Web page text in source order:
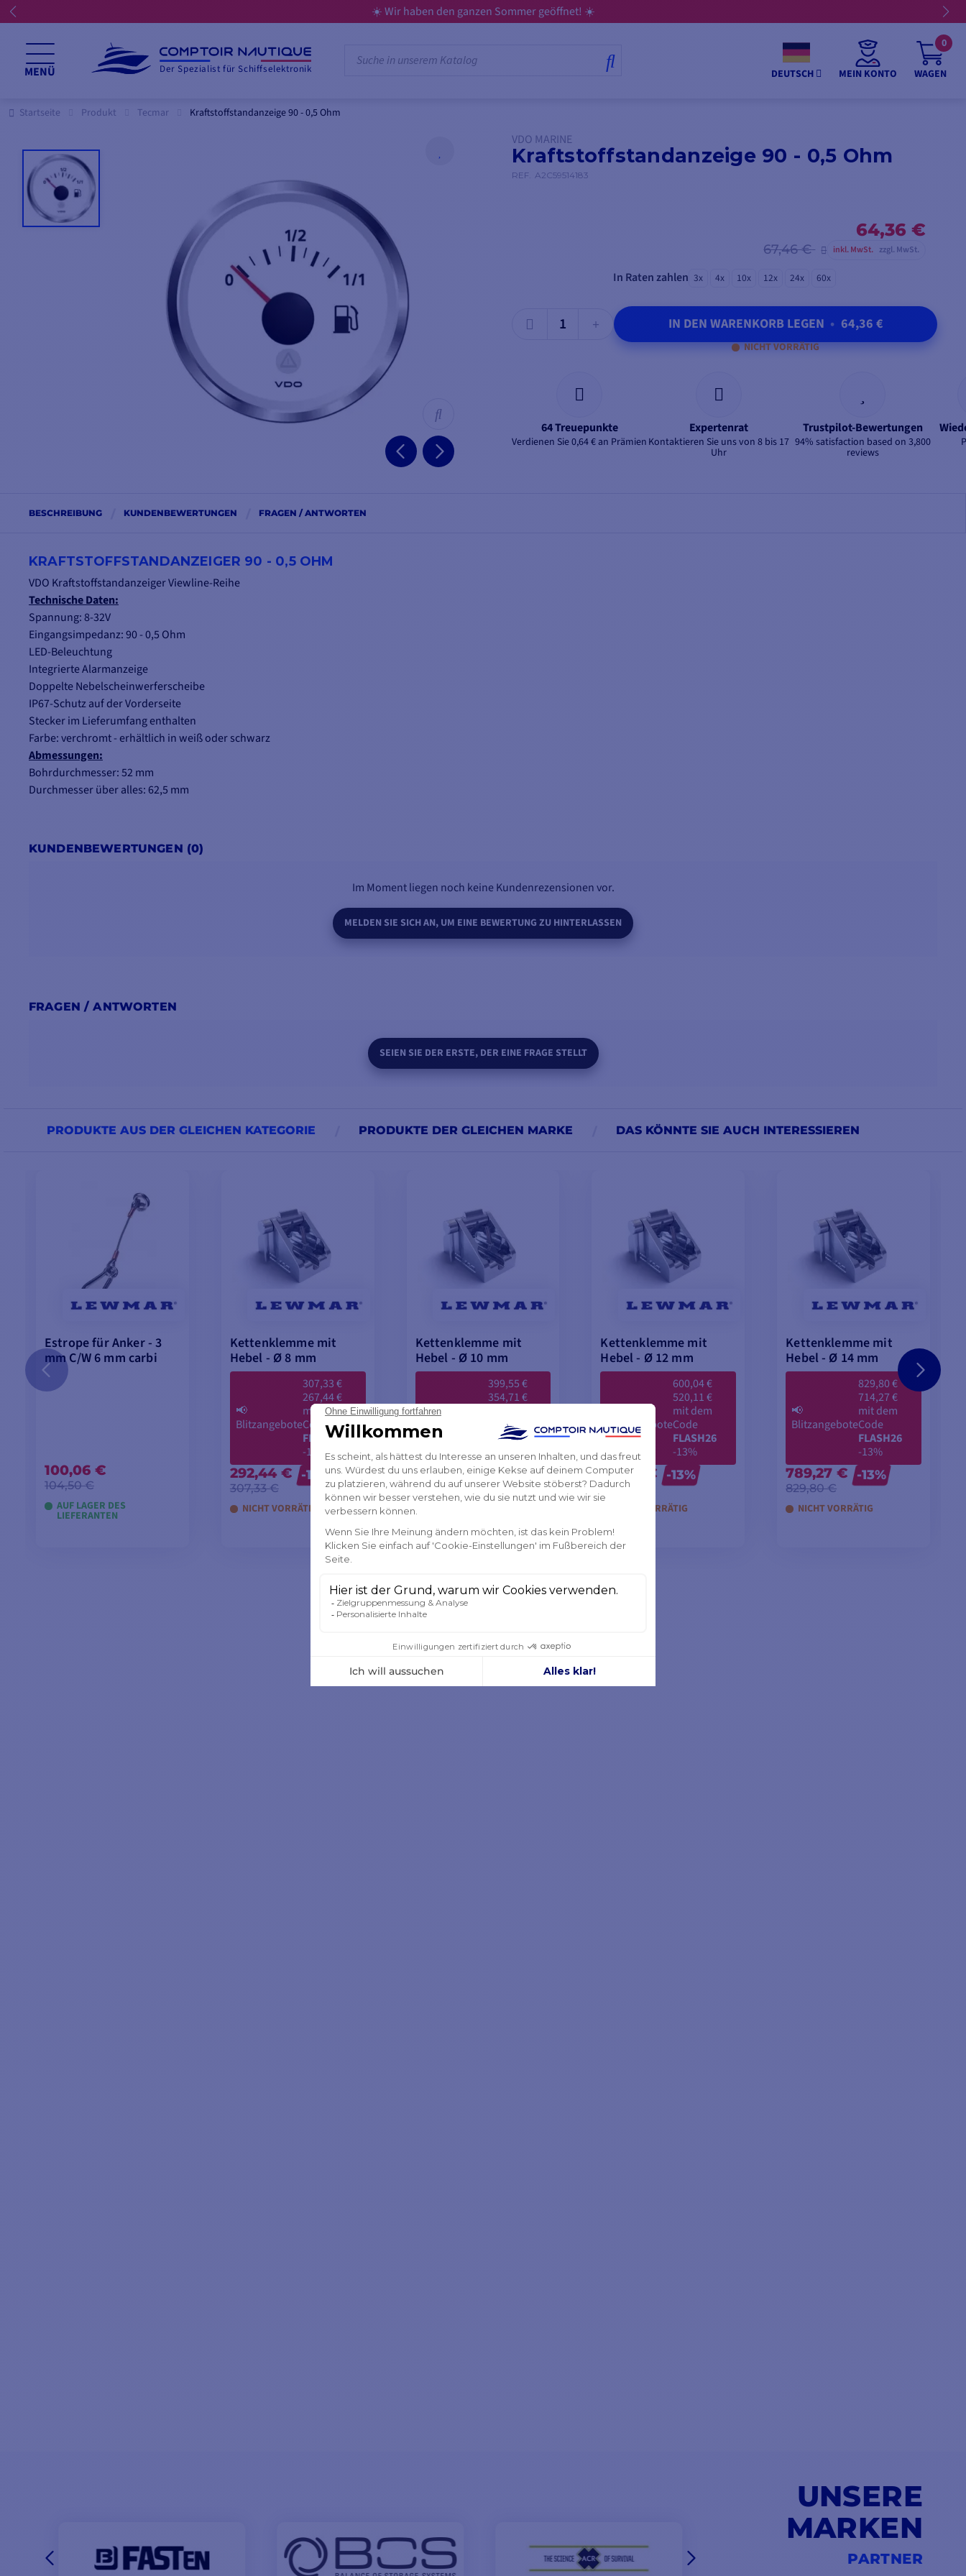
☀️ Wir haben den ganzen Sommer geöffnet! ☀️
MENÜ Der Spezialist für Schiffselektronik DEUTSCH MEIN KONTO WAGEN
0
Startseite Produkt Tecmar Kraftstoffstandanzeige 90 - 0,5 Ohm
VDO MARINE
Kraftstoffstandanzeige 90 - 0,5 Ohm
REF. A2C59514183
64,36 €
67,46 € inkl. MwSt. zzgl. MwSt.
In Raten zahlen 3x 4x 10x 12x 24x 60x
IN DEN WARENKORB LEGEN • 64,36 €
NICHT VORRÄTIG
64 Treuepunkte
Verdienen Sie 0,64 € an Prämien
Expertenrat
Kontaktieren Sie uns von 8 bis 17
Uhr
Trustpilot-Bewertungen
94% satisfaction based on 3,800
reviews
BESCHREIBUNG KUNDENBEWERTUNGEN FRAGEN / ANTWORTEN
KRAFTSTOFFSTANDANZEIGER 90 - 0,5 OHM
VDO Kraftstoffstandanzeiger Viewline-Reihe
Technische Daten:
Spannung: 8-32V
Eingangsimpedanz: 90 - 0,5 Ohm
LED-Beleuchtung
Integrierte Alarmanzeige
Doppelte Nebelscheinwerferscheibe
IP67-Schutz auf der Vorderseite
Stecker im Lieferumfang enthalten
Farbe: verchromt - erhältlich in weiß oder schwarz
Abmessungen:
Bohrdurchmesser: 52 mm
Durchmesser über alles: 62,5 mm
KUNDENBEWERTUNGEN (0)
Im Moment liegen noch keine Kundenrezensionen vor.
MELDEN SIE SICH AN, UM EINE BEWERTUNG ZU HINTERLASSEN
FRAGEN / ANTWORTEN
SEIEN SIE DER ERSTE, DER EINE FRAGE STELLT
PRODUKTE AUS DER GLEICHEN KATEGORIE PRODUKTE DER GLEICHEN MARKE DAS KÖNNTE SIE AUCH INTERESSIEREN
Estrope für Anker - 3
mm C/W 6 mm carbi
100,06 €
104,50 €
AUF LAGER DES
LIEFERANTEN
Kettenklemme mit
Hebel - Ø 8 mm
📢
Blitzangebote
307,33 €
267,44 €
mit dem
Code
FLASH26
-12%
292,44 €
307,33 €
-12%
NICHT VORRÄTIG
Kettenklemme mit
Hebel - Ø 10 mm
📢
Blitzangebote
399,55 €
354,71 €
Code
FLASH26
-11%
379,71 €
399,55 €
-11%
LEGEN
Kettenklemme mit
Hebel - Ø 12 mm
Blitzangebote
600,04 €
520,11 €
mit dem
Code
FLASH26
-13%
570,11 €
600,04 €
-13%
NICHT VORRÄTIG
Kettenklemme mit
Hebel - Ø 14 mm
📢
Blitzangebote
829,80 €
714,27 €
mit dem
Code
FLASH26
-13%
789,27 €
829,80 €
-13%
NICHT VORRÄTIG
UNSERE
MARKEN
PARTNER